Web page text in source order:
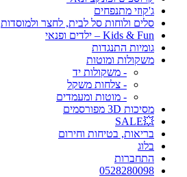
ג'קוזי מתנפחים
סלים ולוחות סל לבית, לחצר ולמוסדות
Kids & Fun – ילדים ופנאי
גומיות התנגדות
משקולות ומוטות
- משקולות יד
- צלחות משקל
- מוטות ומעמדים
מסיכות 3D מפורסמים
💥SALE
בריאות, בטיחות וחירום
בלוג
התחברות
0528280098